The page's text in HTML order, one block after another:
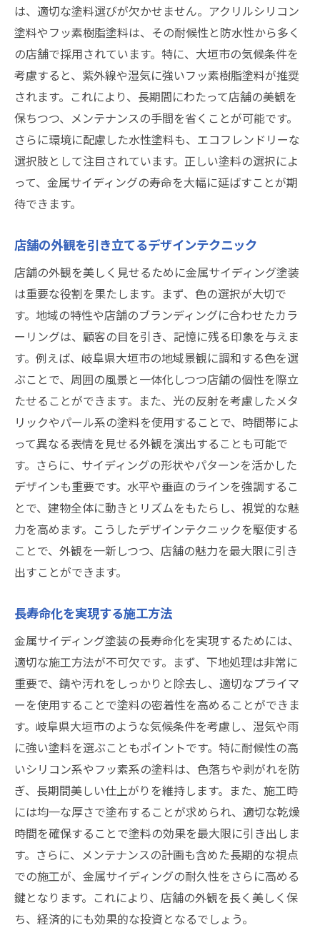
経年劣化を考慮した色選びのコツ
金属サイディング塗装業者を選ぶときに知って
おくべき重要な基準
信頼できる業者の見極め方
見積もりの比較ポイント
保証とアフターケアの充実度
施工実績と評価の確認方法
地元業者との連携のメリット
施工中のコミュニケーションの重要性
特性を考慮したアプローチ
地域特性に応じた塗装材の選び方
周辺環境への配慮を重視した施工
地域で実績のある工法の活用
災害時に強い塗装法の提案
長期的な視点でのコスト削減策
地域の建築規制に対応した塗装
岐阜県大垣市での金属サイディング塗装の最新
トレンドとは
最新の塗料技術とその効果
デザイン性を高める新しい素材
エコフレンドリーな塗装の普及
新しい施工技術の紹介
施工コスト削減の新しい方法
店舗の価値を高める金属サイディング塗装のメ
リットと注意点
投資効果の高い塗装の理由
施工前に確認すべきポイント
塗装による防音効果と快適性
塗装で防げる建物の劣化
注意すべき施工時のトラブル事例
法規制と塗装の関係性
金属サイディング塗装で店舗を守るためのプロ
が教える秘訣
プロが薦める施工前の準備
塗装後のメンテナンステクニック
施工中の見逃しがちなポイント
信頼できる専門家のアドバイス活用法
は、適切な塗料選びが欠かせません。アクリルシリコン
塗料やフッ素樹脂塗料は、その耐候性と防水性から多く
の店舗で採用されています。特に、大垣市の気候条件を
考慮すると、紫外線や湿気に強いフッ素樹脂塗料が推奨
されます。これにより、長期間にわたって店舗の美観を
保ちつつ、メンテナンスの手間を省くことが可能です。
さらに環境に配慮した水性塗料も、エコフレンドリーな
選択肢として注目されています。正しい塗料の選択によ
って、金属サイディングの寿命を大幅に延ばすことが期
待できます。
店舗の外観を引き立てるデザインテクニック
店舗の外観を美しく見せるために金属サイディング塗装
は重要な役割を果たします。まず、色の選択が大切で
す。地域の特性や店舗のブランディングに合わせたカラ
ーリングは、顧客の目を引き、記憶に残る印象を与えま
す。例えば、岐阜県大垣市の地域景観に調和する色を選
ぶことで、周囲の風景と一体化しつつ店舗の個性を際立
たせることができます。また、光の反射を考慮したメタ
リックやパール系の塗料を使用することで、時間帯によ
って異なる表情を見せる外観を演出することも可能で
す。さらに、サイディングの形状やパターンを活かした
デザインも重要です。水平や垂直のラインを強調するこ
とで、建物全体に動きとリズムをもたらし、視覚的な魅
力を高めます。こうしたデザインテクニックを駆使する
ことで、外観を一新しつつ、店舗の魅力を最大限に引き
出すことができます。
長寿命化を実現する施工方法
金属サイディング塗装の長寿命化を実現するためには、
適切な施工方法が不可欠です。まず、下地処理は非常に
重要で、錆や汚れをしっかりと除去し、適切なプライマ
ーを使用することで塗料の密着性を高めることができま
す。岐阜県大垣市のような気候条件を考慮し、湿気や雨
に強い塗料を選ぶこともポイントです。特に耐候性の高
いシリコン系やフッ素系の塗料は、色落ちや剥がれを防
ぎ、長期間美しい仕上がりを維持します。また、施工時
には均一な厚さで塗布することが求められ、適切な乾燥
時間を確保することで塗料の効果を最大限に引き出しま
す。さらに、メンテナンスの計画も含めた長期的な視点
での施工が、金属サイディングの耐久性をさらに高める
鍵となります。これにより、店舗の外観を長く美しく保
ち、経済的にも効果的な投資となるでしょう。